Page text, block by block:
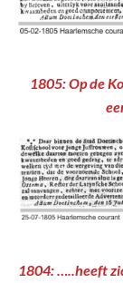
1805: Op de
1804: …..heeft